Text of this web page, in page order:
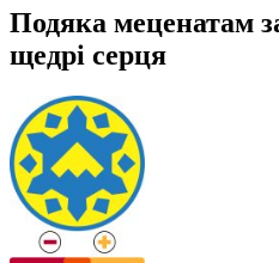
Подяка меценатам
щедрі серця